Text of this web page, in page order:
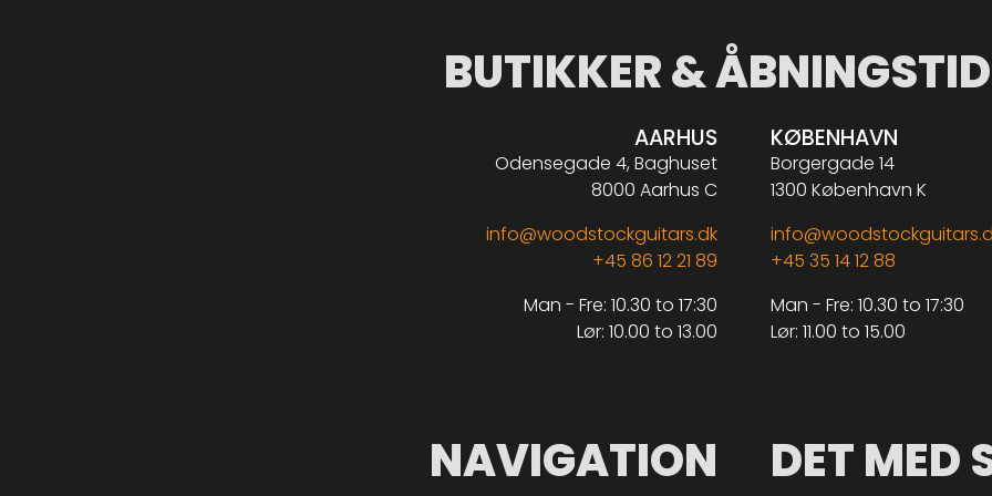
BUTIKKER &
AARHUS
Odensegade 4, Baghuset
8000 Aarhus C
info@woodstockguitars.dk
+45 86 12 21 89
Man - Fre: 10.30 to 17:30
Lør: 10.00 to 13.00
KØBENHAVN
Borgergade 14
1300 København K
+45 35 14 12 88
Man - Fre: 10.30 to 17:30
Lør: 11.00 to 15.00
NAVIGATION DET MED